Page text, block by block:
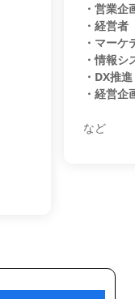
・営業
・経営者
・マーケ
・情報シ
・DX推
・経営企
など